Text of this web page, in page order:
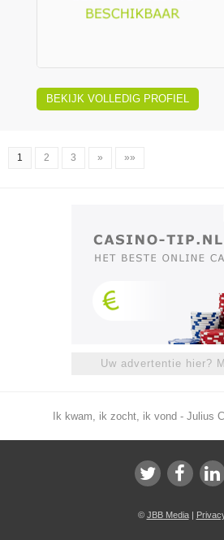
BEKIJK VOLLEDIG PROFIEL
1 2 3 » »»
Uw advertentie hier?
Ik kwam, ik zocht, ik vond - Julius
© JBB Media|